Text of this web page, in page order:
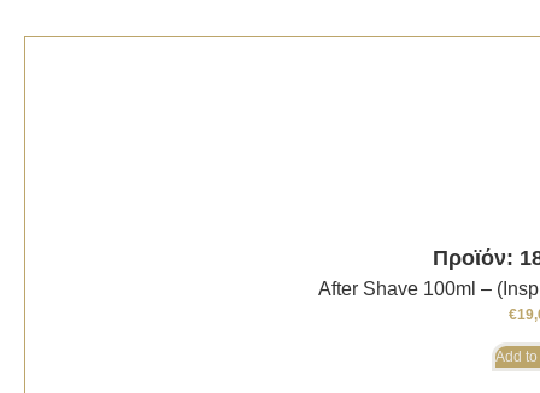
Προϊόν:
After Shave 100ml –
€
Add